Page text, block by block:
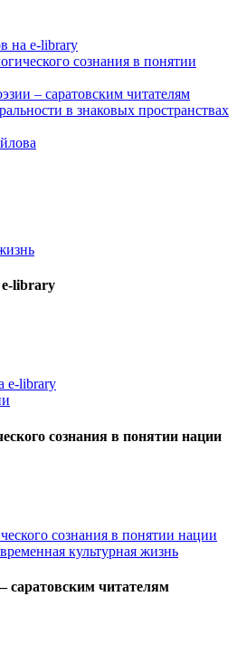
на e-library
сознания в понятии
– саратовским читателям
в знаковых пространствах
library
сознания в понятии нации
культурная жизнь
саратовским читателям